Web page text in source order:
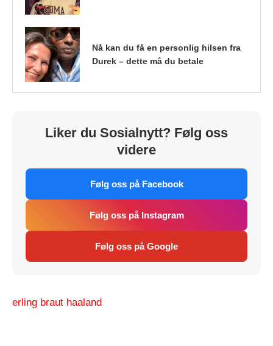
Nå kan du få en personlig hilsen fra
Durek – dette må du betale
Liker du Sosialnytt? Følg oss
videre
Følg oss på Facebook
Følg oss på Instagram
Følg oss på Google
erling braut haaland